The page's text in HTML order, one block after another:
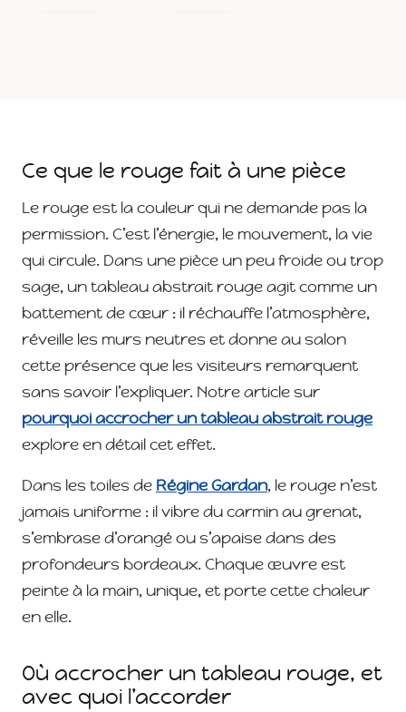
Ce que le rouge fait à une pièce
Le rouge est la couleur qui ne demande pas la
permission. C’est l’énergie, le mouvement, la vie
qui circule. Dans une pièce un peu froide ou trop
sage, un tableau abstrait rouge agit comme un
battement de cœur : il réchauffe l’atmosphère,
réveille les murs neutres et donne au salon
cette présence que les visiteurs remarquent
sans savoir l’expliquer. Notre article sur
pourquoi accrocher un tableau abstrait rouge
explore en détail cet effet.
Dans les toiles de Régine Gardan, le rouge n’est
jamais uniforme : il vibre du carmin au grenat,
s’embrase d’orangé ou s’apaise dans des
profondeurs bordeaux. Chaque œuvre est
peinte à la main, unique, et porte cette chaleur
en elle.
Où accrocher un tableau rouge, et
avec quoi l’accorder